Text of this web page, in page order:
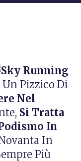
Pizzico Di
Nel
Si Tratta
In
In
Più